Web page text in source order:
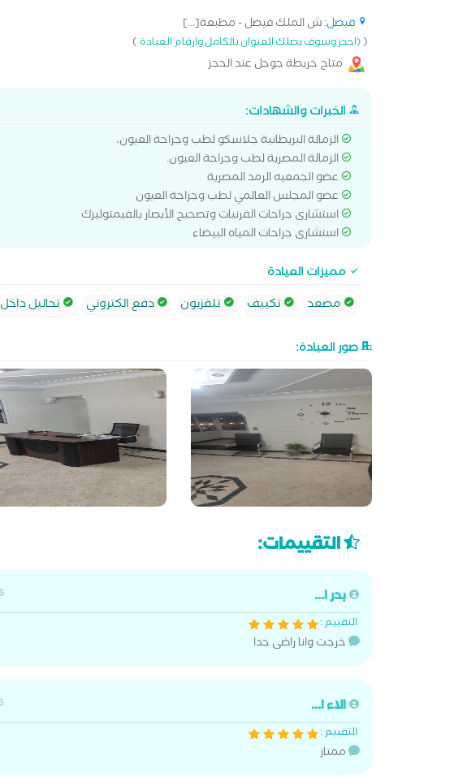
فيصل: ش الملك فيصل - مطبعة[...]
((احجز وسوف يصلك العنوان بالكامل وارقام العيادة)
متاح خريطة جوجل عند الحجز
الخبرات والشهادات:
الزمالة البريطانية جلاسكو لطب وجراحة العيون،
الزمالة المصرية لطب وجراحة العيون.
عضو الجمعيه الرمد المصرية
عضو المجلس العالمي لطب وجراحة العيون
استشارى جراحات القرنيات وتصحيح الأبصار بالفيمتوليزك
استشارى جراحات المياه البيضاء
مميزات العيادة
مصعد
تكييف تلفزيون دفع الكتروني تحاليل
صور العيادة:
التقييمات:
بدر ا...
التقييم :
خرجت وانا راضى جدا
الاء ا...
التقييم :
ممتاز